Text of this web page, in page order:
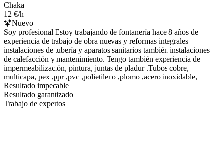
Chaka
12 €/h
Nuevo
Soy profesional Estoy trabajando de fontanería hace 8 años de
experiencia de trabajo de obra nuevas y reformas integrales
instalaciones de tubería y aparatos sanitarios también instalaciones
de calefacción y mantenimiento. Tengo también experiencia de
impermeabilización, pintura, juntas de pladur .Tubos cobre,
multicapa, pex ,ppr ,pvc ,polietileno ,plomo ,acero inoxidable,
Resultado impecable
Resultado garantizado
Trabajo de expertos